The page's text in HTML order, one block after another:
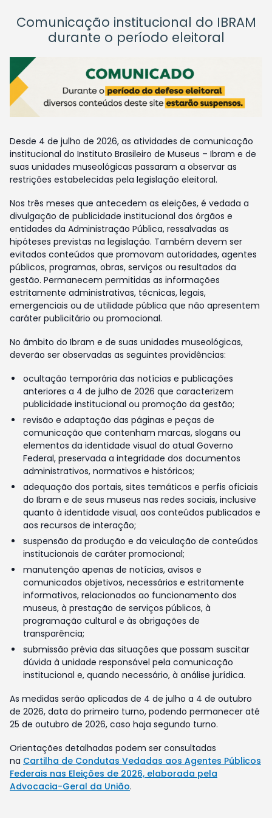
Comunicação institucional do IBRAM
durante o período eleitoral
Desde 4 de julho de 2026, as atividades de comunicação
institucional do Instituto Brasileiro de Museus – Ibram e de
suas unidades museológicas passaram a observar as
restrições estabelecidas pela legislação eleitoral.
Nos três meses que antecedem as eleições, é vedada a
divulgação de publicidade institucional dos órgãos e
entidades da Administração Pública, ressalvadas as
hipóteses previstas na legislação. Também devem ser
evitados conteúdos que promovam autoridades, agentes
públicos, programas, obras, serviços ou resultados da
gestão. Permanecem permitidas as informações
estritamente administrativas, técnicas, legais,
emergenciais ou de utilidade pública que não apresentem
caráter publicitário ou promocional.
No âmbito do Ibram e de suas unidades museológicas,
deverão ser observadas as seguintes providências:
ocultação temporária das notícias e publicações
anteriores a 4 de julho de 2026 que caracterizem
publicidade institucional ou promoção da gestão;
revisão e adaptação das páginas e peças de
comunicação que contenham marcas, slogans ou
elementos da identidade visual do atual Governo
Federal, preservada a integridade dos documentos
administrativos, normativos e históricos;
adequação dos portais, sites temáticos e perfis oficiais
do Ibram e de seus museus nas redes sociais, inclusive
quanto à identidade visual, aos conteúdos publicados e
aos recursos de interação;
suspensão da produção e da veiculação de conteúdos
institucionais de caráter promocional;
manutenção apenas de notícias, avisos e
comunicados objetivos, necessários e estritamente
informativos, relacionados ao funcionamento dos
museus, à prestação de serviços públicos, à
programação cultural e às obrigações de
transparência;
submissão prévia das situações que possam suscitar
dúvida à unidade responsável pela comunicação
institucional e, quando necessário, à análise jurídica.
As medidas serão aplicadas de 4 de julho a 4 de outubro
de 2026, data do primeiro turno, podendo permanecer até
25 de outubro de 2026, caso haja segundo turno.
Orientações detalhadas podem ser consultadas
na Cartilha de Condutas Vedadas aos Agentes Públicos
Federais nas Eleições de 2026, elaborada pela
Advocacia-Geral da União.